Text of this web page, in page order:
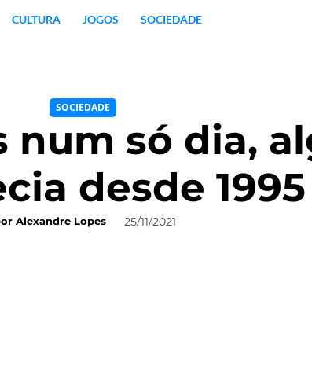
CULTURA JOGOS SOCIEDADE
SOCIEDADE
num só dia,
desde 1995
Alexandre Lopes 25/11/2021